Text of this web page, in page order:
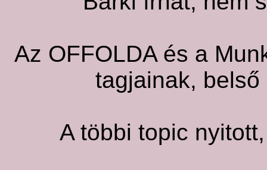
Az OFFOLDA és a
tagjainak,
A többi topic